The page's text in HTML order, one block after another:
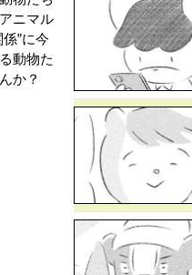
ニマル
”に今
動物た
か？